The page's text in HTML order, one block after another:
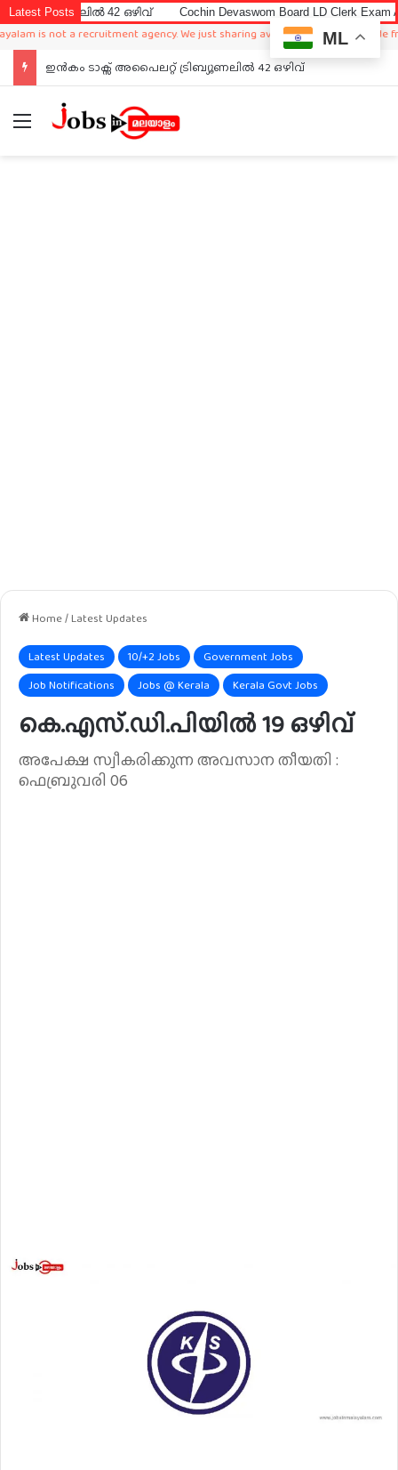
Latest Posts
42 ഒഴിവ് Cochin Devaswom Board LD Clerk Exam Answer Key 2026
a recruitment agency. We just sharing available job in worldwide from
ഇൻകം ടാക്സ് അപൈലറ്റ് ട്രിബ്യൂണലിൽ 42 ഒഴിവ്
Menu
Home/Latest Updates
Latest Updates 10/+2 Jobs
Government Jobs
Job Notifications
Jobs @ Kerala Kerala Govt Jobs
കെ.എസ്.ഡി.പിയിൽ 19 ഒഴിവ്
അപേക്ഷ സ്വീകരിക്കുന്ന അവസാന തീയതി :
ഫെബ്രുവരി 06
ML